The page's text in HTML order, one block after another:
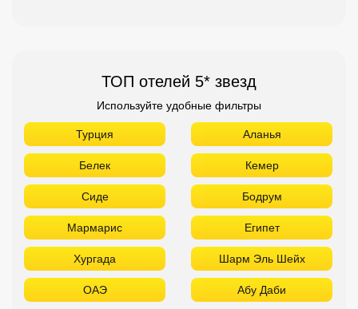
ТОП отелей 5* звезд
Используйте удобные фильтры
Турция Аланья
Белек Кемер
Сиде Бодрум
Мармарис Египет
Хургада Шарм Эль Шейх
ОАЭ Абу Даби